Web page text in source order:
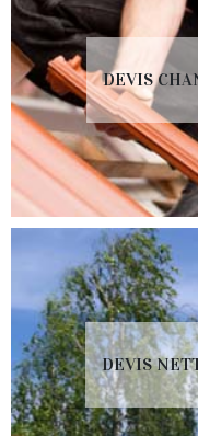
DEVIS
DEVIS